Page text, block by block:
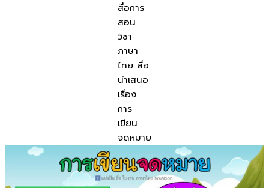
สื่อการ
สอน
วิชา
ภาษา
ไทย สื่อ
นำเสนอ
เรื่อง
การ
เขียน
จดหมาย